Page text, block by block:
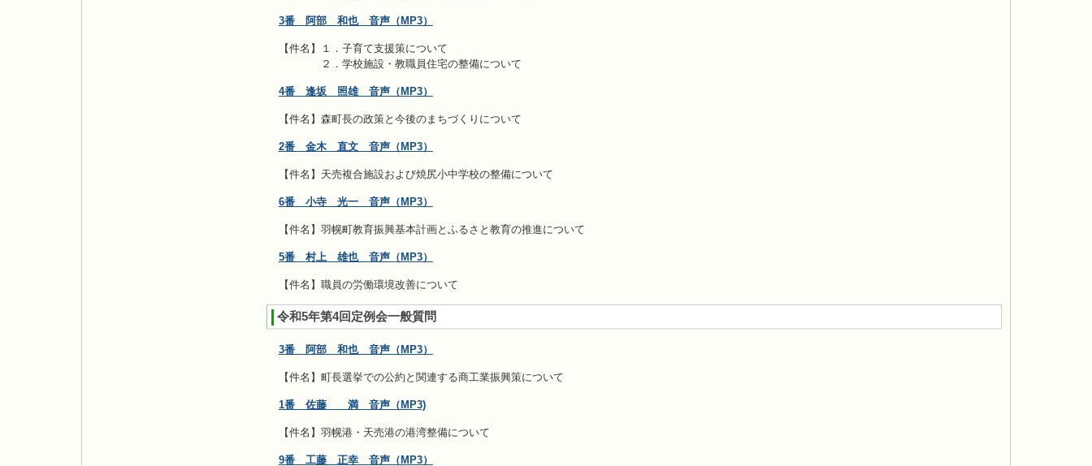
3番 阿部 和也 音声（MP3）
【件名】１．子育て支援策について
２．学校施設・教職員住宅の整備について
4番 逢坂 照雄 音声（MP3）
【件名】森町長の政策と今後のまちづくりについて
2番 金木 直文 音声（MP3）
【件名】天売複合施設および焼尻小中学校の整備について
6番 小寺 光一 音声（MP3）
【件名】羽幌町教育振興基本計画とふるさと教育の推進について
5番 村上 雄也 音声（MP3）
【件名】職員の労働環境改善について
令和5年第4回定例会一般質問
3番 阿部 和也 音声（MP3）
【件名】町長選挙での公約と関連する商工業振興策について
1番 佐藤 満 音声（MP3)
【件名】羽幌港・天売港の港湾整備について
9番 工藤 正幸 音声（MP3）